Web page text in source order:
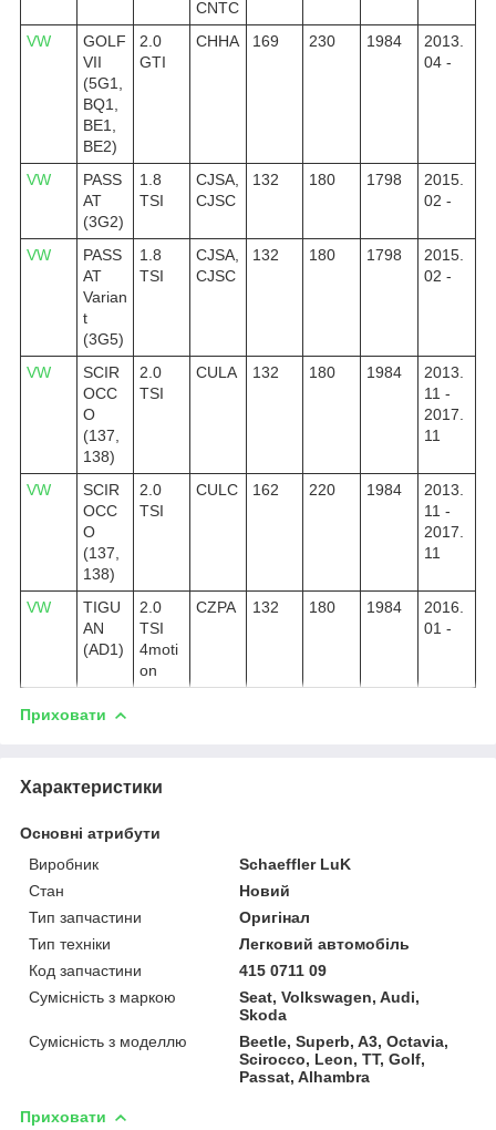
CNTC
VW
GOLF
VII
(5G1,
BQ1,
BE1,
BE2)
2.0
GTI
CHHA 169 230 1984
2013.
04 -
VW
PASS
AT
(3G2)
1.8
TSI
CJSA,
CJSC
132 180 1798
2015.
02 -
VW
PASS
AT
Varian
t
(3G5)
1.8
TSI
CJSA,
CJSC
132 180 1798
2015.
02 -
VW
SCIR
OCC
O
(137,
138)
2.0
TSI
CULA 132 180 1984
2013.
11 -
2017.
11
VW
SCIR
OCC
O
(137,
138)
2.0
TSI
CULC 162 220 1984
2013.
11 -
2017.
11
VW
TIGU
AN
(AD1)
2.0
TSI
4moti
on
CZPA 132 180 1984
2016.
01 -
Приховати
Характеристики
Основні атрибути
Виробник
Schaeffler LuK
Стан
Новий
Тип запчастини
Оригінал
Тип техніки
Легковий автомобіль
Код запчастини
415 0711 09
Сумісність з маркою
Seat, Volkswagen, Audi,
Skoda
Сумісність з моделлю
Beetle, Superb, A3, Octavia,
Scirocco, Leon, TT, Golf,
Passat, Alhambra
Приховати